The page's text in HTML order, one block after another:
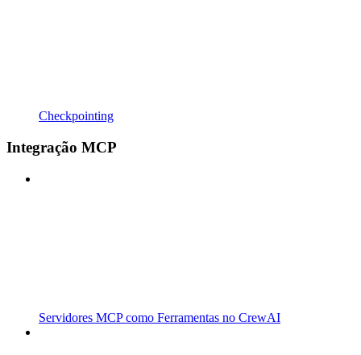
Checkpointing
Integração MCP
Servidores MCP como Ferramentas no CrewAI